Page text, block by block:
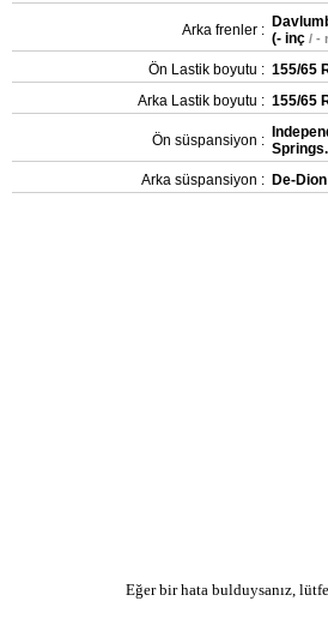
Arka frenler : (- inç / -
Ön Lastik boyutu : 155/65
Arka Lastik boyutu : 155/65
Ön süspansiyon :
Arka süspansiyon : De-
Eğer bir hata bulduysanız,